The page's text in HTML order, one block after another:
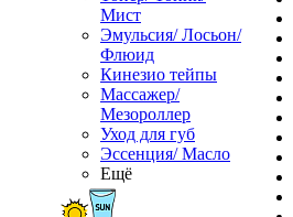
Мист
Эмульсия/ Лосьон/
Флюид
Кинезио тейпы
Массажер/
Мезороллер
Уход для губ
Эссенция/ Масло
Ещё